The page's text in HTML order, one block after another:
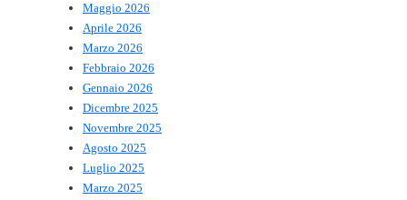
Maggio 2026
Aprile 2026
Marzo 2026
Febbraio 2026
Gennaio 2026
Dicembre 2025
Novembre 2025
Agosto 2025
Luglio 2025
Marzo 2025